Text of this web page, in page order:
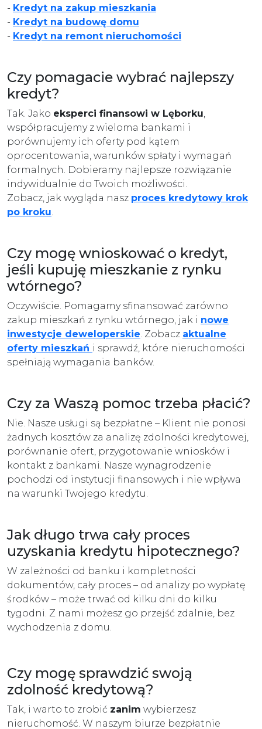
- Kredyt na zakup mieszkania
- Kredyt na budowę domu
- Kredyt na remont nieruchomości
Czy pomagacie wybrać najlepszy
kredyt?
Tak. Jako eksperci finansowi w Lęborku,
współpracujemy z wieloma bankami i
porównujemy ich oferty pod kątem
oprocentowania, warunków spłaty i wymagań
formalnych. Dobieramy najlepsze rozwiązanie
indywidualnie do Twoich możliwości.
Zobacz, jak wygląda nasz proces kredytowy krok
po kroku.
Czy mogę wnioskować o kredyt,
jeśli kupuję mieszkanie z rynku
wtórnego?
Oczywiście. Pomagamy sfinansować zarówno
zakup mieszkań z rynku wtórnego, jak i nowe
inwestycje deweloperskie. Zobacz aktualne
oferty mieszkań i sprawdź, które nieruchomości
spełniają wymagania banków.
Czy za Waszą pomoc trzeba płacić?
Nie. Nasze usługi są bezpłatne – Klient nie ponosi
żadnych kosztów za analizę zdolności kredytowej,
porównanie ofert, przygotowanie wniosków i
kontakt z bankami. Nasze wynagrodzenie
pochodzi od instytucji finansowych i nie wpływa
na warunki Twojego kredytu.
Jak długo trwa cały proces
uzyskania kredytu hipotecznego?
W zależności od banku i kompletności
dokumentów, cały proces – od analizy po wypłatę
środków – może trwać od kilku dni do kilku
tygodni. Z nami możesz go przejść zdalnie, bez
wychodzenia z domu.
Czy mogę sprawdzić swoją
zdolność kredytową?
Tak, i warto to zrobić zanim wybierzesz
nieruchomość. W naszym biurze bezpłatnie